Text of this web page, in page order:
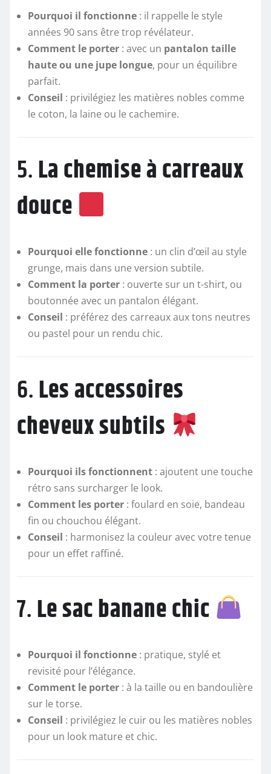
Pourquoi il fonctionne : il rappelle le style
années 90 sans être trop révélateur.
Comment le porter : avec un pantalon taille
haute ou une jupe longue, pour un équilibre
parfait.
Conseil : privilégiez les matières nobles comme
le coton, la laine ou le cachemire.
5.La chemise à carreaux
douce
Pourquoi elle fonctionne : un clin d’œil au style
grunge, mais dans une version subtile.
Comment la porter : ouverte sur un t-shirt, ou
boutonnée avec un pantalon élégant.
Conseil : préférez des carreaux aux tons neutres
ou pastel pour un rendu chic.
6.Les accessoires
cheveux subtils
Pourquoi ils fonctionnent : ajoutent une touche
rétro sans surcharger le look.
Comment les porter : foulard en soie, bandeau
fin ou chouchou élégant.
Conseil : harmonisez la couleur avec votre tenue
pour un effet raffiné.
7.Le sac banane chic
Pourquoi il fonctionne : pratique, stylé et
revisité pour l’élégance.
Comment le porter : à la taille ou en bandoulière
sur le torse.
Conseil : privilégiez le cuir ou les matières nobles
pour un look mature et chic.